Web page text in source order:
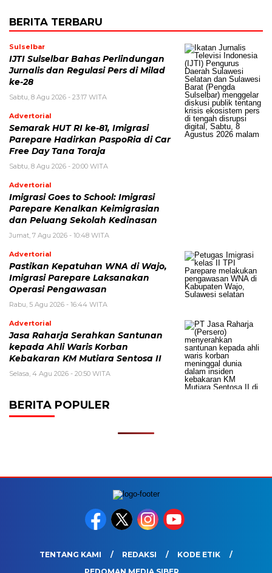
BERITA TERBARU
Sulselbar
IJTI Sulselbar Bahas Perlindungan
Jurnalis dan Regulasi Pers di Milad
ke-28
Sabtu, 8 Agu 2026 - 23:17 WITA
Advertorial
Semarak HUT RI ke-81, Imigrasi
Parepare Hadirkan PaspoRia di Car
Free Day Tana Toraja
Sabtu, 8 Agu 2026 - 20:00 WITA
Advertorial
Imigrasi Goes to School: Imigrasi
Parepare Kenalkan Keimigrasian
dan Peluang Sekolah Kedinasan
Jumat, 7 Agu 2026 - 10:48 WITA
Advertorial
Pastikan Kepatuhan WNA di Wajo,
Imigrasi Parepare Laksanakan
Operasi Pengawasan
Rabu, 5 Agu 2026 - 16:44 WITA
Advertorial
Jasa Raharja Serahkan Santunan
kepada Ahli Waris Korban
Kebakaran KM Mutiara Sentosa II
Selasa, 4 Agu 2026 - 20:50 WITA
BERITA POPULER
TENTANG KAMI REDAKSI
KODE ETIK